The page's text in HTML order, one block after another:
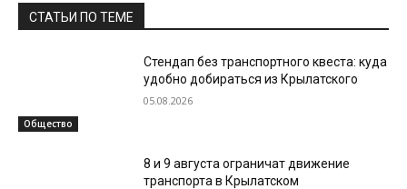
СТАТЬИ ПО ТЕМЕ
Общество
Стендап без транспортного квеста: куда
удобно добираться из Крылатского
05.08.2026
8 и 9 августа ограничат движение
транспорта в Крылатском